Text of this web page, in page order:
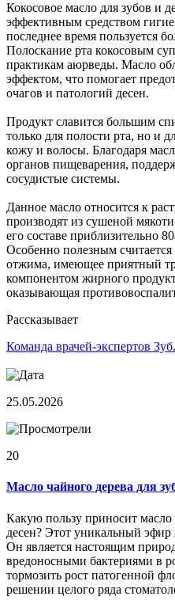
Кокосовое масло для зубов и
эффективным средством
последнее время пользуется
Полоскание рта кокосовым
практикам аюрведы. Масло
эффектом, что помогает
очагов и патологий десен.
Продукт славится большим
только для полости рта, но и
кожу и волосы. Благодаря
органов пищеварения,
сосудистые системы.
Данное масло относится к
производят из сушеной
его составе приблизительно
Особенно полезным
отжима, имеющее приятный
компонентом жирного
оказывающая
Рассказывает
Команда врачей-экспертов
25.05.2026
20
Масло чайного дерева для
Какую пользу приносит масло
десен? Этот уникальный эфир
Он является настоящим
вредоносными бактериями в
тормозить рост патогенной
решении целого ряда